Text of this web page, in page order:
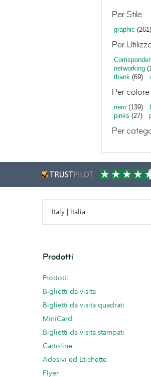
Per Stile
graphic (261)
Per
networking
thank (69)
Per colore
nero (139)
pinks (27)
Per
Italy | Italia
Prodotti
Prodotti
Biglietti da visita
Biglietti da visita quadrati
MiniCard
Biglietti da visita stampati
Cartoline
Adesivi ed Etichette
Flyer